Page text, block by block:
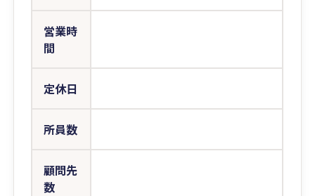
営業時
間
定休日
所員数
顧問先
数